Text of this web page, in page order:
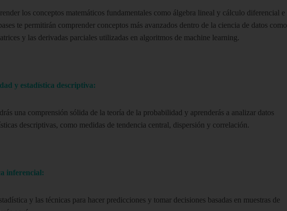
los conceptos matemáticos fundamentales como álgebra lineal y cálculo diferencial e
te permitirán comprender conceptos más avanzados dentro de la ciencia de datos como
y las derivadas parciales utilizadas en algoritmos de machine learning.
y estadística descriptiva:
una comprensión sólida de la teoría de la probabilidad y aprenderás a analizar datos
descriptivas, como medidas de tendencia central, dispersión y correlación.
inferencial:
y las técnicas para hacer predicciones y tomar decisiones basadas en muestras de